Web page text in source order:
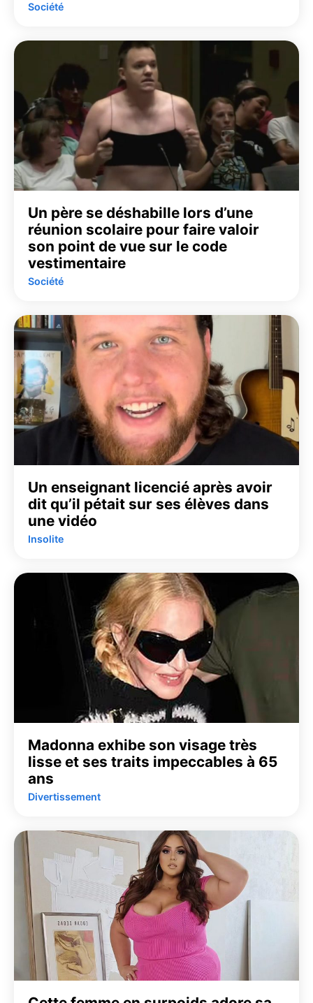
Société
Un père se déshabille lors d’une
réunion scolaire pour faire valoir
son point de vue sur le code
vestimentaire
Société
Un enseignant licencié après avoir
dit qu’il pétait sur ses élèves dans
une vidéo
Insolite
Madonna exhibe son visage très
lisse et ses traits impeccables à 65
ans
Divertissement